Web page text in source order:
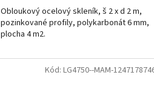
Obloukový ocelový skleník, š 2 x d 2 m,
pozinkované profily, polykarbonát 6 mm,
plocha 4 m2.
Kód: LG4750--MAM-